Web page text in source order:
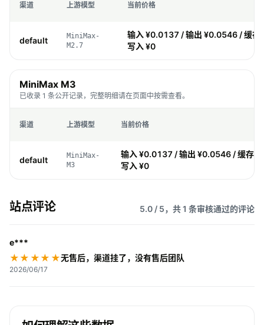
渠道 上游模型 当前价格
default
MiniMax-
M2.7
输入 ¥0.0137 / 输出 ¥0.0546 / 缓
写入 ¥0
MiniMax M3
已收录 1 条公开记录，完整明细请在页面中按需查看。
渠道 上游模型 当前价格
default
MiniMax-
M3
输入 ¥0.0137 / 输出 ¥0.0546 / 缓存
写入 ¥0
站点评论 5.0 / 5，共 1 条审核通过的评论
e***
★★★★★无售后，渠道挂了，没有售后团队
2026/06/17